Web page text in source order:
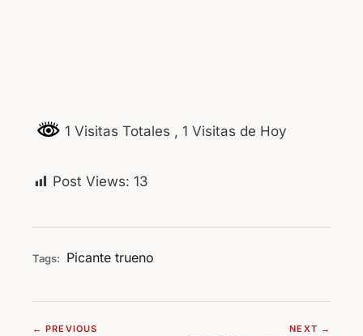
1 Visitas Totales , 1 Visitas de Hoy
Post Views: 13
Tags: Picante trueno
← PREVIOUS NEXT →